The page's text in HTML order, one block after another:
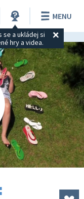
se a ukládej si
hry a videa.
MENU